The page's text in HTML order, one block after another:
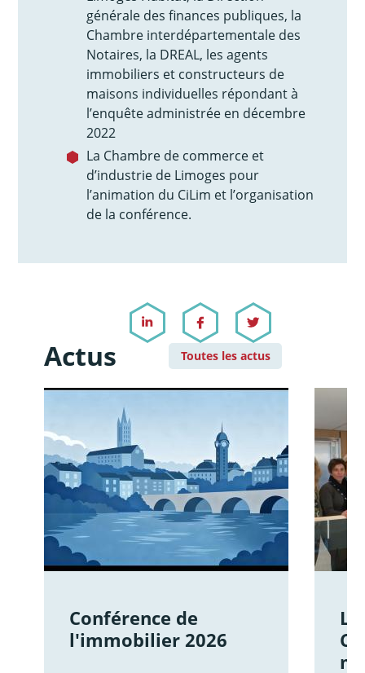
générale des finances publiques, la
Chambre interdépartementale des
Notaires, la DREAL, les agents
immobiliers et constructeurs de
maisons individuelles répondant à
l’enquête administrée en décembre
2022
La Chambre de commerce et
d’industrie de Limoges pour
l’animation du CiLim et l’organisation
de la conférence.
Actus Toutes les actus
Conférence de
l'immobilier 2026